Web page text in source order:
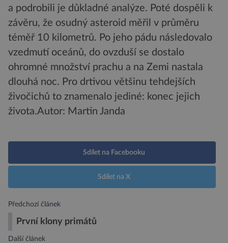
a podrobili je důkladné analýze. Poté dospěli k
závěru, že osudný asteroid měřil v průměru
téměř 10 kilometrů. Po jeho pádu následovalo
vzedmutí oceánů, do ovzduší se dostalo
ohromné množství prachu a na Zemi nastala
dlouhá noc. Pro drtivou většinu tehdejších
živočichů to znamenalo jediné: konec jejich
života.Autor: Martin Janda
Sdílet na Facebooku
Sdílet na X
Předchozí článek
První klony primátů
Další článek